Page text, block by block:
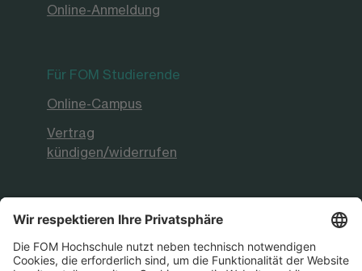
Online-Anmeldung
Für FOM Studierende
Online-Campus
Vertrag
kündigen/widerrufen
FOM Hochschule
Aktuelles & Presse